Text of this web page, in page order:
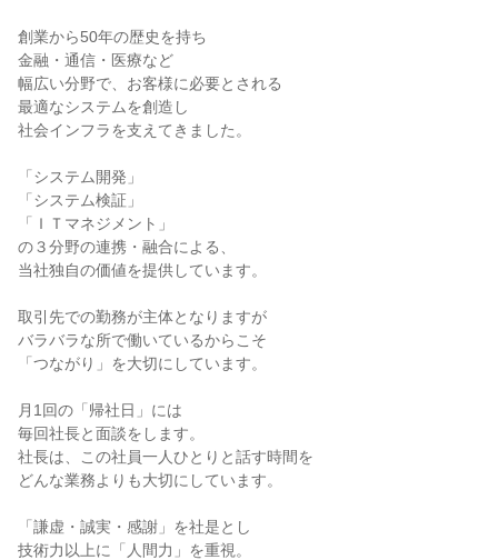
創業から50年の歴史を持ち
金融・通信・医療など
幅広い分野で、お客様に必要とされる
最適なシステムを創造し
社会インフラを支えてきました。
「システム開発」
「システム検証」
「ＩＴマネジメント」
の３分野の連携・融合による、
当社独自の価値を提供しています。
取引先での勤務が主体となりますが
バラバラな所で働いているからこそ
「つながり」を大切にしています。
月1回の「帰社日」には
毎回社長と面談をします。
社長は、この社員一人ひとりと話す時間を
どんな業務よりも大切にしています。
「謙虚・誠実・感謝」を社是とし
技術力以上に「人間力」を重視。